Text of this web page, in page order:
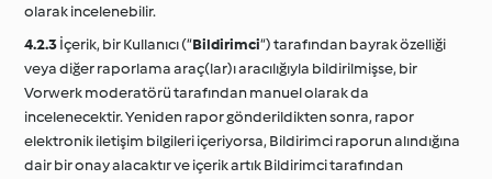
olarak incelenebilir.
4.2.3İçerik, bir Kullanıcı (“Bildirimci“) tarafından bayrak özelliği
veya diğer raporlama araç(lar)ı aracılığıyla bildirilmişse, bir
Vorwerk moderatörü tarafından manuel olarak da
incelenecektir. Yeniden rapor gönderildikten sonra, rapor
elektronik iletişim bilgileri içeriyorsa, Bildirimci raporun alındığına
dair bir onay alacaktır ve içerik artık Bildirimci tarafından